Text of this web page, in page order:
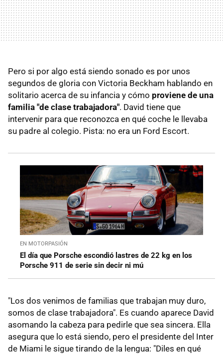
Pero si por algo está siendo sonado es por unos
segundos de gloria con Victoria Beckham hablando en
solitario acerca de su infancia y cómo proviene de una
familia "de clase trabajadora". David tiene que
intervenir para que reconozca en qué coche le llevaba
su padre al colegio. Pista: no era un Ford Escort.
EN MOTORPASIÓN
El día que Porsche escondió lastres de 22 kg en los
Porsche 911 de serie sin decir ni mú
"Los dos venimos de familias que trabajan muy duro,
somos de clase trabajadora". Es cuando aparece David
asomando la cabeza para pedirle que sea sincera. Ella
asegura que lo está siendo, pero el presidente del Inter
de Miami le sigue tirando de la lengua: "Diles en qué